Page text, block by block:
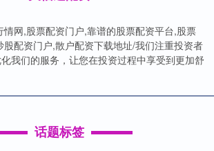
情网,股票配资门户,靠谱的股票配资平台,股票
配资门户,散户配资下载地址/我们注重投资者
我们的服务，让您在投资过程中享受到更加舒
话题标签